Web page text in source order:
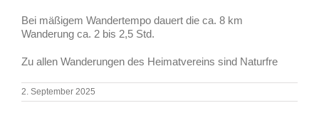
Bei mäßigem Wandertempo dauert die ca. 8 km
Wanderung ca. 2 bis 2,5 Std.
Zu allen Wanderungen des Heimatvereins sind Naturfre
2. September 2025